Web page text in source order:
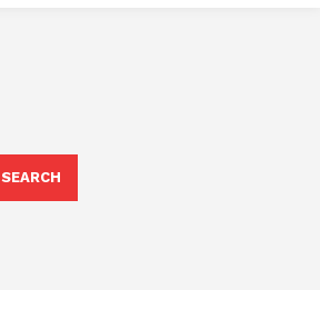
SEARCH